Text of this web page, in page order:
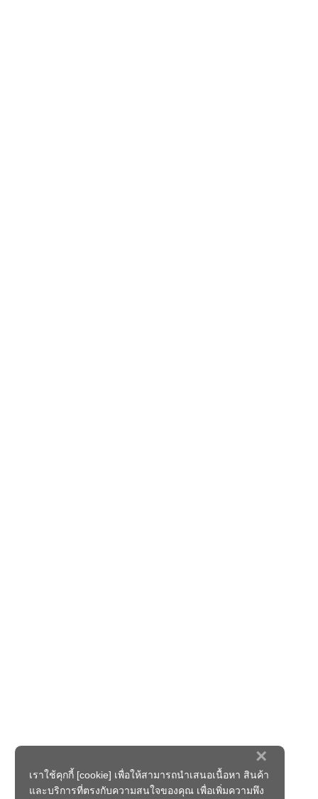
×
เราใช้คุกกี้ [cookie] เพื่อให้สามารถนำเสนอเนื้อหา สินค้า
และบริการที่ตรงกับความสนใจของคุณ เพื่อเพิ่มความพึง